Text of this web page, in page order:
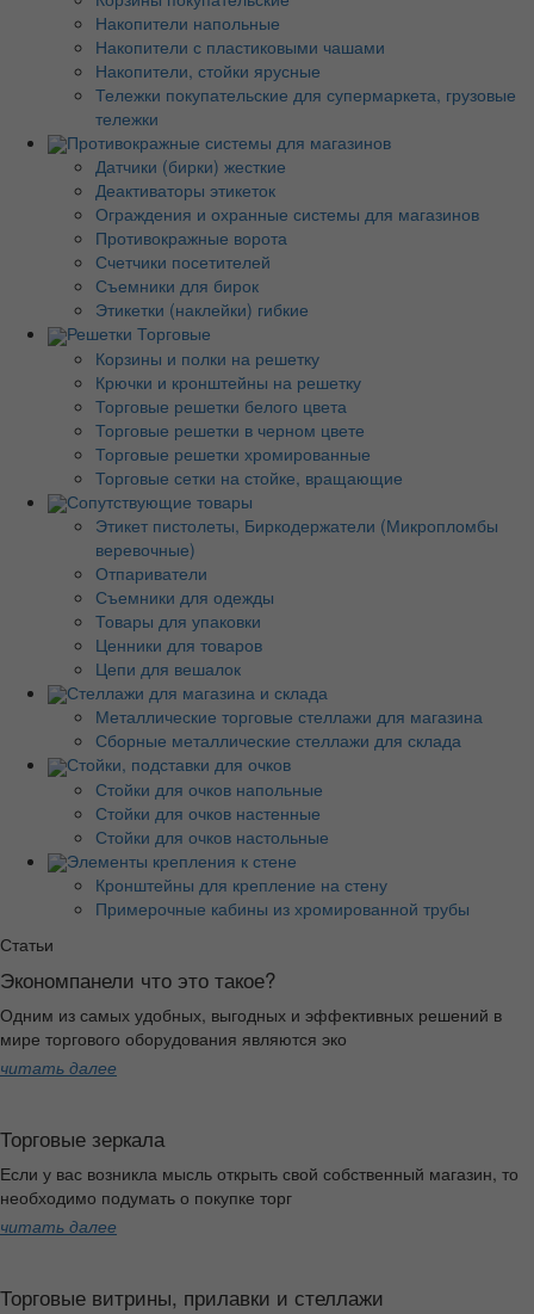
Накопители напольные
Накопители с пластиковыми чашами
Накопители, стойки ярусные
Тележки покупательские для супермаркета, грузовые
тележки
Противокражные системы для магазинов
Датчики (бирки) жесткие
Деактиваторы этикеток
Ограждения и охранные системы для магазинов
Противокражные ворота
Счетчики посетителей
Съемники для бирок
Этикетки (наклейки) гибкие
Решетки Торговые
Корзины и полки на решетку
Крючки и кронштейны на решетку
Торговые решетки белого цвета
Торговые решетки в черном цвете
Торговые решетки хромированные
Торговые сетки на стойке, вращающие
Сопутствующие товары
Этикет пистолеты, Биркодержатели (Микропломбы
веревочные)
Отпариватели
Съемники для одежды
Товары для упаковки
Ценники для товаров
Цепи для вешалок
Стеллажи для магазина и склада
Металлические торговые стеллажи для магазина
Сборные металлические стеллажи для склада
Стойки, подставки для очков
Стойки для очков напольные
Стойки для очков настенные
Стойки для очков настольные
Элементы крепления к стене
Кронштейны для крепление на стену
Примерочные кабины из хромированной трубы
Статьи
Экономпанели что это такое?
Одним из самых удобных, выгодных и эффективных решений в
мире торгового оборудования являются эко
читать далее
Торговые зеркала
Если у вас возникла мысль открыть свой собственный магазин, то
необходимо подумать о покупке торг
читать далее
Торговые витрины, прилавки и стеллажи